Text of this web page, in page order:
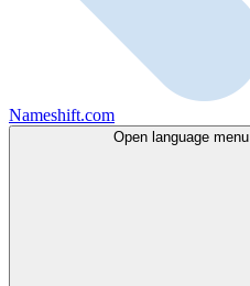
Nameshift.com
Open language menu